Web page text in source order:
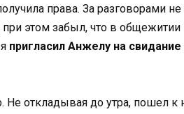
права. За разговорами
при этом забыл, что в
пригласил Анжелу на
откладывая до утра, пошел к